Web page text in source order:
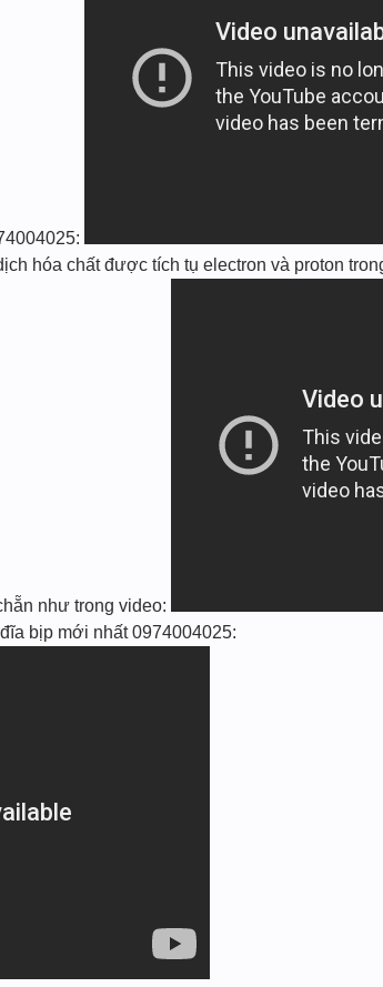
hóa chất được tích tụ electron và proton
như trong video:
bịp mới nhất 0974004025: